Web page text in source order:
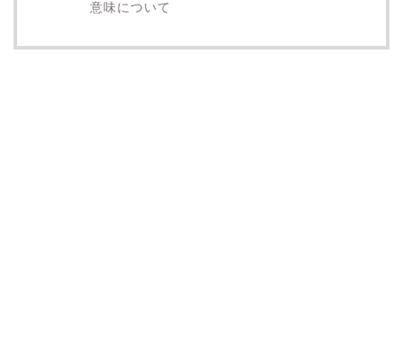
意味について